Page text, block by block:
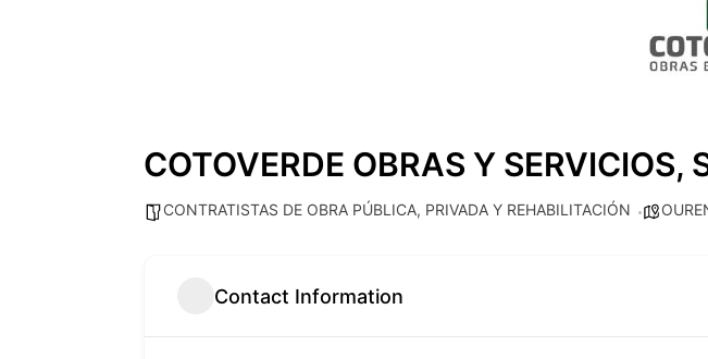
COTOVERDE OBRAS Y SERVICIOS,
CONTRATISTAS DE OBRA PÚBLICA, PRIVADA Y REHABILITACIÓN
Contact Information